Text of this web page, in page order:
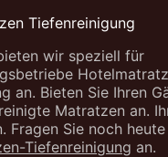
Tiefenreinigung
wir speziell für
an. Bieten Sie Ihren
Matratzen an.
Fragen Sie noch
Tiefenreinigung an.